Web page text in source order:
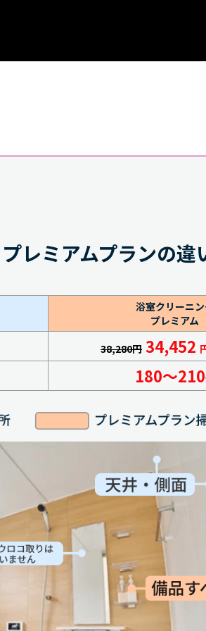
プレミアムプランの違
浴室クリーニ
プレミアム
38,280円 34,452
180～210